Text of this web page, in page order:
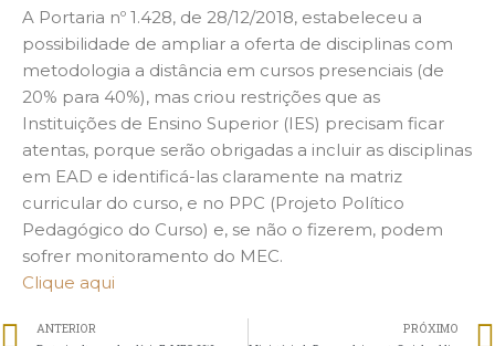
A Portaria nº 1.428, de 28/12/2018, estabeleceu a
possibilidade de ampliar a oferta de disciplinas com
metodologia a distância em cursos presenciais (de
20% para 40%), mas criou restrições que as
Instituições de Ensino Superior (IES) precisam ficar
atentas, porque serão obrigadas a incluir as disciplinas
em EAD e identificá-las claramente na matriz
curricular do curso, e no PPC (Projeto Político
Pedagógico do Curso) e, se não o fizerem, podem
sofrer monitoramento do MEC.
Clique aqui
ANTERIOR PRÓXIMO